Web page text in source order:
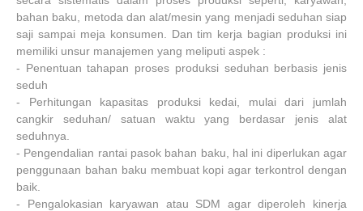
bahan baku, metoda dan alat/mesin yang menjadi seduhan siap
saji sampai meja konsumen. Dan tim kerja bagian produksi ini
memiliki unsur manajemen yang meliputi aspek :
- Penentuan tahapan proses produksi seduhan berbasis jenis
seduh
-
Perhitungan kapasitas produksi kedai, mulai dari jumlah
cangkir seduhan/ satuan waktu yang berdasar jenis alat
seduhnya.
- Pengendalian rantai pasok bahan baku, hal ini diperlukan agar
penggunaan bahan baku membuat kopi agar terkontrol dengan
baik.
-
Pengalokasian karyawan atau SDM agar diperoleh kinerja